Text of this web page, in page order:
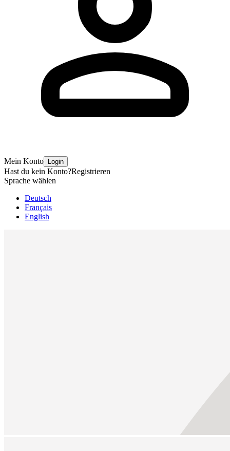
Mein Konto Login
Hast du kein Konto?Registrieren
Sprache wählen
Deutsch
Français
English